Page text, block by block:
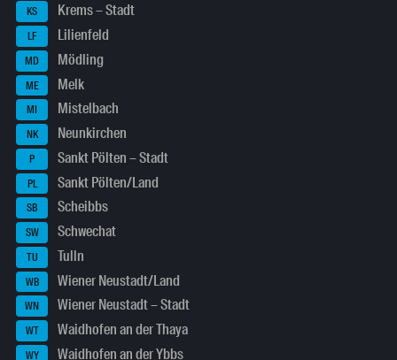
KS Krems – Stadt
LF Lilienfeld
MD Mödling
ME Melk
MI Mistelbach
NK Neunkirchen
P Sankt Pölten – Stadt
PL Sankt Pölten/Land
SB Scheibbs
SW Schwechat
TU Tulln
WB Wiener Neustadt/Land
WN Wiener Neustadt – Stadt
WT Waidhofen an der Thaya
WY Waidhofen an der Ybbs